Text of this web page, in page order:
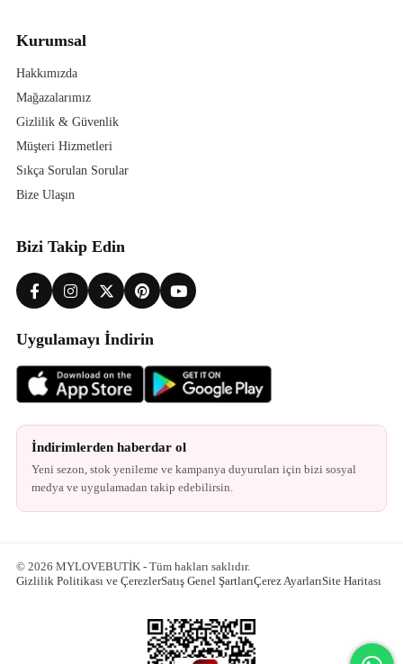
Kurumsal
Hakkımızda
Mağazalarımız
Gizlilik & Güvenlik
Müşteri Hizmetleri
Sıkça Sorulan Sorular
Bize Ulaşın
Bizi Takip Edin
Uygulamayı İndirin
İndirimlerden haberdar ol
Yeni sezon, stok yenileme ve kampanya duyuruları için bizi sosyal
medya ve uygulamadan takip edebilirsin.
© 2026 MYLOVEBUTİK - Tüm hakları saklıdır.
Gizlilik Politikası ve ÇerezlerSatış Genel ŞartlarıÇerez AyarlarıSite Haritası